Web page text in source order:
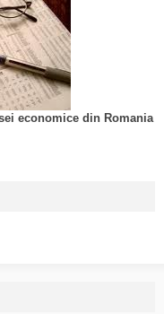
economice din Romania